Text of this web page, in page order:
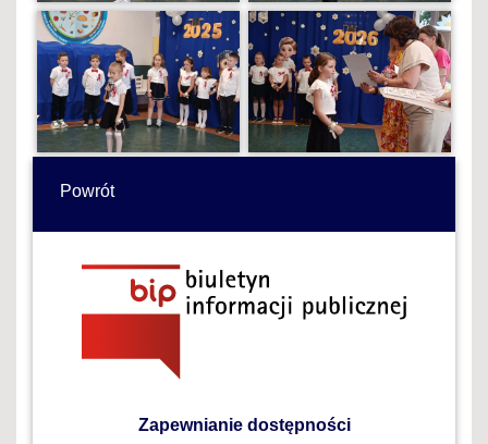
Powrót
Zapewnianie dostępności